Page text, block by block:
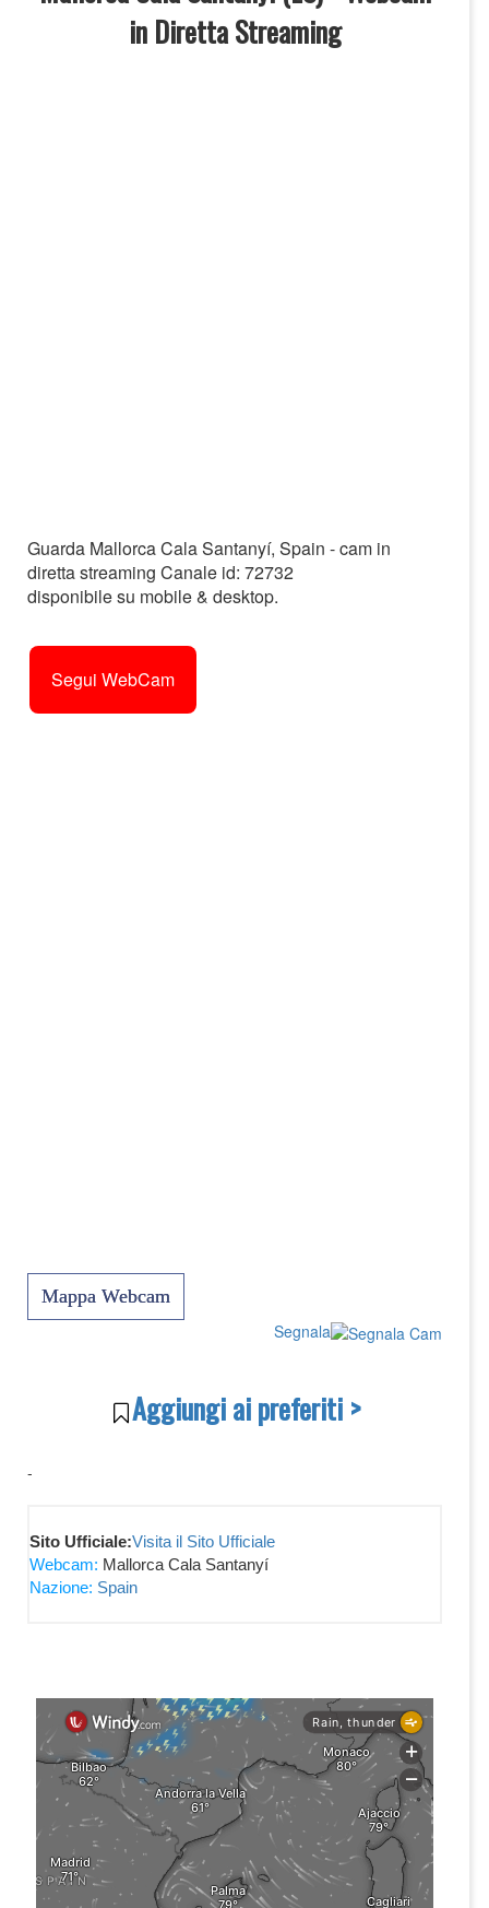
in Diretta Streaming
Guarda Mallorca Cala Santanyí, Spain - cam in
diretta streaming Canale id: 72732
disponibile su mobile & desktop.
Mappa Webcam
Segnala
Aggiungi ai preferiti >
-
Sito Ufficiale:Visita il Sito Ufficiale
Webcam: Mallorca Cala Santanyí
Nazione: Spain